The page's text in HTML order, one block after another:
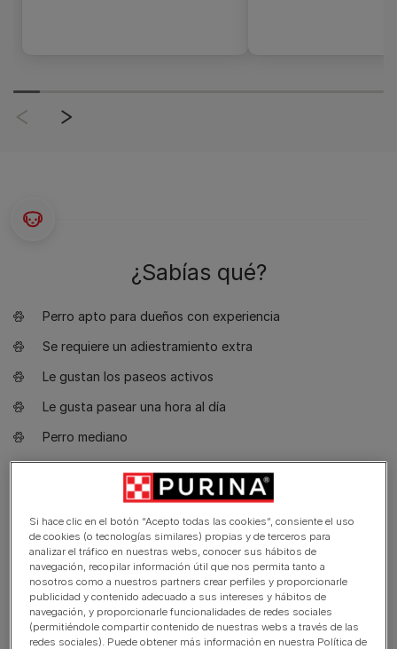
¿Sabías qué?
Perro apto para dueños con experiencia
Se requiere un adiestramiento extra
Le gustan los paseos activos
Le gusta pasear una hora al día
Perro mediano
Requiere aseo cada dos días
Perro expresivo y ladrador
Perro guardián. Ladra y está alerta
Puede necesitar entrenamiento para vivir con otras
mascotas
Puede necesitar supervisión adicional para convivir con
Si hace clic en el botón “Acepto todas las cookies”, consiente el uso
de cookies (o tecnologías similares) propias y de terceros para
analizar el tráfico en nuestras webs, conocer sus hábitos de
navegación, recopilar información útil que nos permita tanto a
nosotros como a nuestros partners crear perfiles y proporcionarle
publicidad y contenido adecuado a sus intereses y hábitos de
navegación, y proporcionarle funcionalidades de redes sociales
(permitiéndole compartir contenido de nuestras webs a través de las
redes sociales). Puede obtener más información en nuestra Política de